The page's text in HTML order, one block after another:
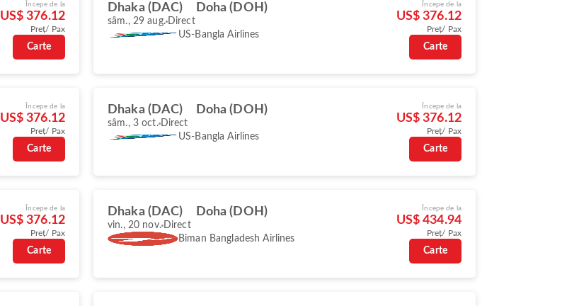
Începe de la
US$ 376.12
Preț/ Pax
Carte
Dhaka (DAC) Doha (DOH)
sâm., 29 aug. Direct
US-Bangla Airlines
Începe de la
US$ 376.12
Preț/ Pax
Carte
Începe de la
US$ 376.12
Preț/ Pax
Carte
Dhaka (DAC) Doha (DOH)
sâm., 3 oct. Direct
US-Bangla Airlines
Începe de la
US$ 376.12
Preț/ Pax
Carte
Începe de la
US$ 376.12
Preț/ Pax
Carte
Dhaka (DAC) Doha (DOH)
vin., 20 nov. Direct
Biman Bangladesh Airlines
Începe de la
US$ 434.94
Preț/ Pax
Carte